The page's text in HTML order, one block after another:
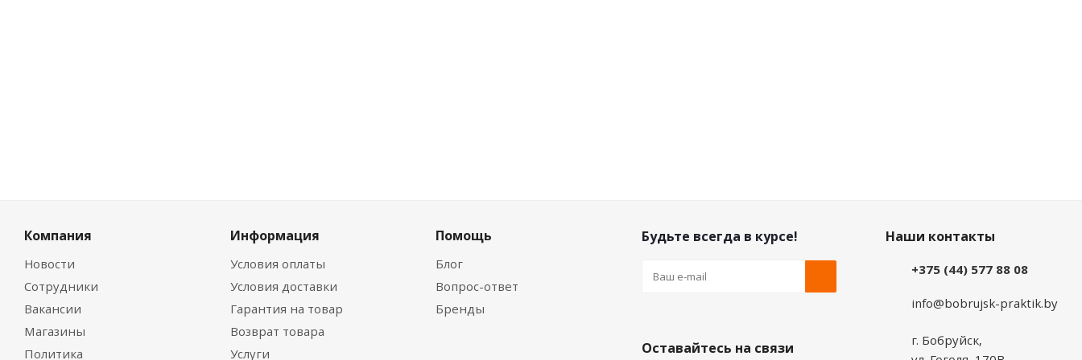
Компания
Новости
Сотрудники
Вакансии
Магазины
Политика
Информация
Условия оплаты
Условия доставки
Гарантия на товар
Возврат товара
Услуги
Помощь
Блог
Вопрос-ответ
Бренды
Будьте всегда в курсе!
Оставайтесь на связи
Наши контакты
+375 (44) 577 88 08
info@bobrujsk-praktik.by
г. Бобруйск,